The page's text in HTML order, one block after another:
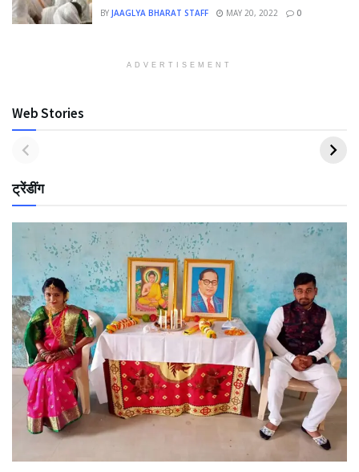
BY JAAGLYA BHARAT STAFF MAY 20, 2022 0
ADVERTISEMENT
Web Stories
ट्रेंडींग